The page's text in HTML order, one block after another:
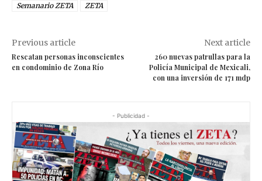
Semanario ZETA
ZETA
Previous article
Rescatan personas inconscientes
en condominio de Zona Río
Next article
260 nuevas patrullas para la
Policía Municipal de Mexicali,
con una inversión de 171 mdp
- Publicidad -